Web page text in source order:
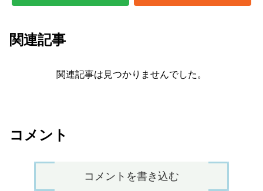
関連記事
関連記事は見つかりませんでした。
コメント
コメントを書き込む